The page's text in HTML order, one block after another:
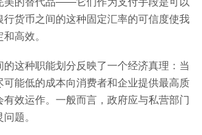
货币之间的这种固定汇率的可信度使我
高效。
这种职能划分反映了一个经济真理：当
能低的成本向消费者和企业提供最高质
效运作。一般而言，政府应与私营部门
题。